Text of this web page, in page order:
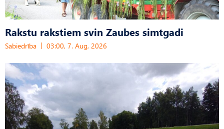
Rakstu rakstiem svin Zaubes simtgadi
Sabiedrība 03:00, 7. Aug, 2026